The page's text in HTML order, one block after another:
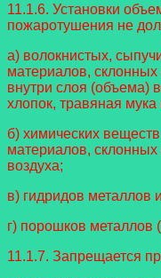
11.1.6. Установки
пожаротушения не
а) волокнистых,
материалов,
внутри слоя (объема)
хлопок, травяная мука
б) химических
материалов,
воздуха;
в) гидридов
г) порошков металлов
11.1.7. Запрещается